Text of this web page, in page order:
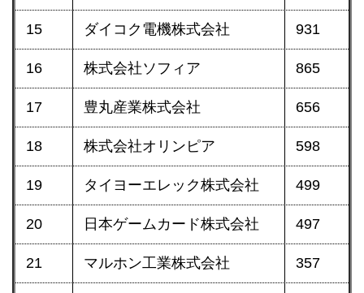
15 ダイコク電機株式会社 931
16 株式会社ソフィア 865
17 豊丸産業株式会社 656
18 株式会社オリンピア 598
19 タイヨーエレック株式会社 499
20 日本ゲームカード株式会社 497
21 マルホン工業株式会社 357